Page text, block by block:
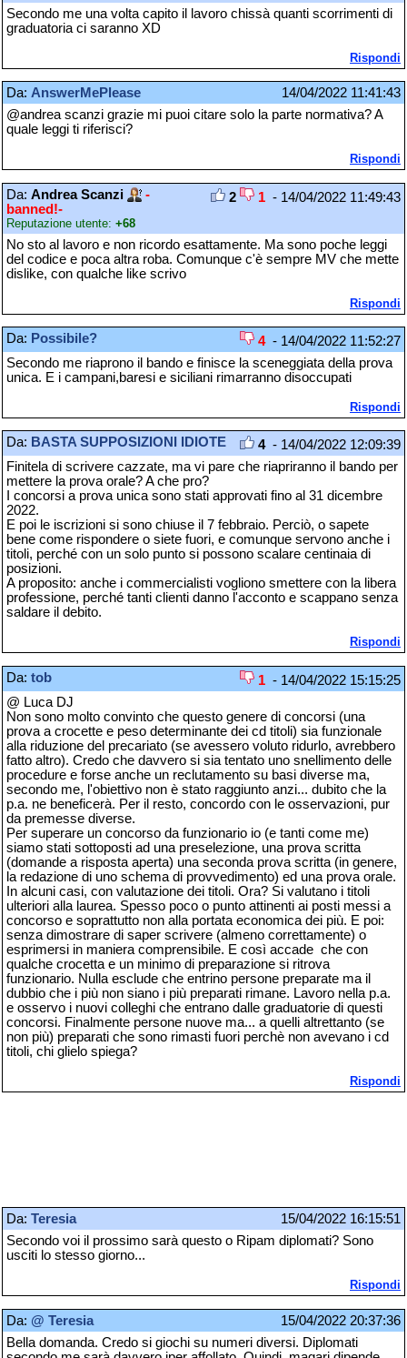
Secondo me una volta capito il lavoro chissà quanti scorrimenti di
graduatoria ci saranno XD
Rispondi
Da: AnswerMePlease
14/04/2022 11:41:43
@andrea scanzi grazie mi puoi citare solo la parte normativa? A
quale leggi ti riferisci?
Rispondi
Da: Andrea Scanzi
-
banned!-
Reputazione utente: +68
2 1 - 14/04/2022 11:49:43
No sto al lavoro e non ricordo esattamente. Ma sono poche leggi
del codice e poca altra roba. Comunque c'è sempre MV che mette
dislike, con qualche like scrivo
Rispondi
Da: Possibile? 4- 14/04/2022 11:52:27
Secondo me riaprono il bando e finisce la sceneggiata della prova
unica. E i campani,baresi e siciliani rimarranno disoccupati
Rispondi
Da: BASTA SUPPOSIZIONI IDIOTE 4- 14/04/2022 12:09:39
Finitela di scrivere cazzate, ma vi pare che riapriranno il bando per
mettere la prova orale? A che pro?
I concorsi a prova unica sono stati approvati fino al 31 dicembre
2022.
E poi le iscrizioni si sono chiuse il 7 febbraio. Perciò, o sapete
bene come rispondere o siete fuori, e comunque servono anche i
titoli, perché con un solo punto si possono scalare centinaia di
posizioni.
A proposito: anche i commercialisti vogliono smettere con la libera
professione, perché tanti clienti danno l'acconto e scappano senza
saldare il debito.
Rispondi
Da: tob 1 - 14/04/2022 15:15:25
@ Luca DJ
Non sono molto convinto che questo genere di concorsi (una
prova a crocette e peso determinante dei cd titoli) sia funzionale
alla riduzione del precariato (se avessero voluto ridurlo, avrebbero
fatto altro). Credo che davvero si sia tentato uno snellimento delle
procedure e forse anche un reclutamento su basi diverse ma,
secondo me, l'obiettivo non è stato raggiunto anzi... dubito che la
p.a. ne beneficerà. Per il resto, concordo con le osservazioni, pur
da premesse diverse.
Per superare un concorso da funzionario io (e tanti come me)
siamo stati sottoposti ad una preselezione, una prova scritta
(domande a risposta aperta) una seconda prova scritta (in genere,
la redazione di uno schema di provvedimento) ed una prova orale.
In alcuni casi, con valutazione dei titoli. Ora? Si valutano i titoli
ulteriori alla laurea. Spesso poco o punto attinenti ai posti messi a
concorso e soprattutto non alla portata economica dei più. E poi:
senza dimostrare di saper scrivere (almeno correttamente) o
esprimersi in maniera comprensibile. E così accade che con
qualche crocetta e un minimo di preparazione si ritrova
funzionario. Nulla esclude che entrino persone preparate ma il
dubbio che i più non siano i più preparati rimane. Lavoro nella p.a.
e osservo i nuovi colleghi che entrano dalle graduatorie di questi
concorsi. Finalmente persone nuove ma... a quelli altrettanto (se
non più) preparati che sono rimasti fuori perchè non avevano i cd
titoli, chi glielo spiega?
Rispondi
Da: Teresia
15/04/2022 16:15:51
Secondo voi il prossimo sarà questo o Ripam diplomati? Sono
usciti lo stesso giorno...
Rispondi
Da: @ Teresia
15/04/2022 20:37:36
Bella domanda. Credo si giochi su numeri diversi. Diplomati